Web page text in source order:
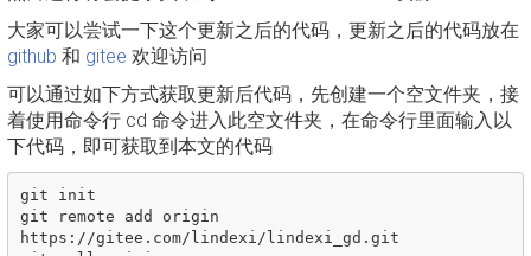
大家可以尝试一下这个更新之后的代码，更新之后的代码放在
github 和 gitee 欢迎访问
可以通过如下方式获取更新后代码，先创建一个空文件夹，接
着使用命令行 cd 命令进入此空文件夹，在命令行里面输入以
下代码，即可获取到本文的代码
git init
git remote add origin
https://gitee.com/lindexi/lindexi_gd.git